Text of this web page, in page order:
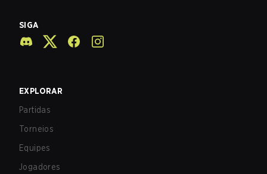
SIGA
EXPLORAR
Partidas
Torneios
Equipes
Jogadores